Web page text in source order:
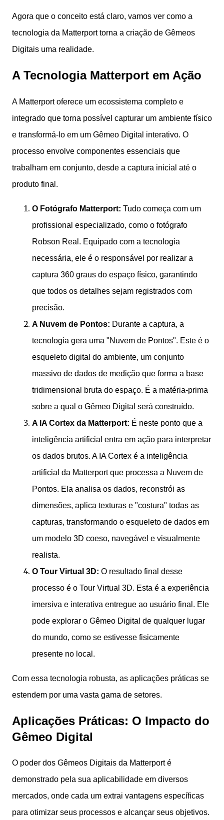
Agora que o conceito está claro, vamos ver como a
tecnologia da Matterport torna a criação de Gêmeos
Digitais uma realidade.
A Tecnologia Matterport em Ação
A Matterport oferece um ecossistema completo e
integrado que torna possível capturar um ambiente físico
e transformá-lo em um Gêmeo Digital interativo. O
processo envolve componentes essenciais que
trabalham em conjunto, desde a captura inicial até o
produto final.
O Fotógrafo Matterport: Tudo começa com um
profissional especializado, como o fotógrafo
Robson Real. Equipado com a tecnologia
necessária, ele é o responsável por realizar a
captura 360 graus do espaço físico, garantindo
que todos os detalhes sejam registrados com
precisão.
A Nuvem de Pontos: Durante a captura, a
tecnologia gera uma "Nuvem de Pontos". Este é o
esqueleto digital do ambiente, um conjunto
massivo de dados de medição que forma a base
tridimensional bruta do espaço. É a matéria-prima
sobre a qual o Gêmeo Digital será construído.
A IA Cortex da Matterport: É neste ponto que a
inteligência artificial entra em ação para interpretar
os dados brutos. A IA Cortex é a inteligência
artificial da Matterport que processa a Nuvem de
Pontos. Ela analisa os dados, reconstrói as
dimensões, aplica texturas e "costura" todas as
capturas, transformando o esqueleto de dados em
um modelo 3D coeso, navegável e visualmente
realista.
O Tour Virtual 3D: O resultado final desse
processo é o Tour Virtual 3D. Esta é a experiência
imersiva e interativa entregue ao usuário final. Ele
pode explorar o Gêmeo Digital de qualquer lugar
do mundo, como se estivesse fisicamente
presente no local.
Com essa tecnologia robusta, as aplicações práticas se
estendem por uma vasta gama de setores.
Aplicações Práticas: O Impacto do
Gêmeo Digital
O poder dos Gêmeos Digitais da Matterport é
demonstrado pela sua aplicabilidade em diversos
mercados, onde cada um extrai vantagens específicas
para otimizar seus processos e alcançar seus objetivos.